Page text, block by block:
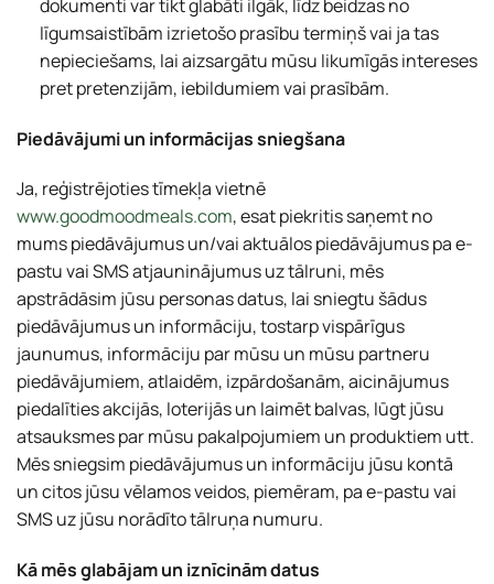
dokumenti var tikt glabāti ilgāk, līdz beidzas no
līgumsaistībām izrietošo prasību termiņš vai ja tas
nepieciešams, lai aizsargātu mūsu likumīgās intereses
pret pretenzijām, iebildumiem vai prasībām.
Piedāvājumi un informācijas sniegšana
Ja, reģistrējoties tīmekļa vietnē
www.goodmoodmeals.com, esat piekritis saņemt no
mums piedāvājumus un/vai aktuālos piedāvājumus pa e-
pastu vai SMS atjauninājumus uz tālruni, mēs
apstrādāsim jūsu personas datus, lai sniegtu šādus
piedāvājumus un informāciju, tostarp vispārīgus
jaunumus, informāciju par mūsu un mūsu partneru
piedāvājumiem, atlaidēm, izpārdošanām, aicinājumus
piedalīties akcijās, loterijās un laimēt balvas, lūgt jūsu
atsauksmes par mūsu pakalpojumiem un produktiem utt.
Mēs sniegsim piedāvājumus un informāciju jūsu kontā
un citos jūsu vēlamos veidos, piemēram, pa e-pastu vai
SMS uz jūsu norādīto tālruņa numuru.
Kā mēs glabājam un iznīcinām datus